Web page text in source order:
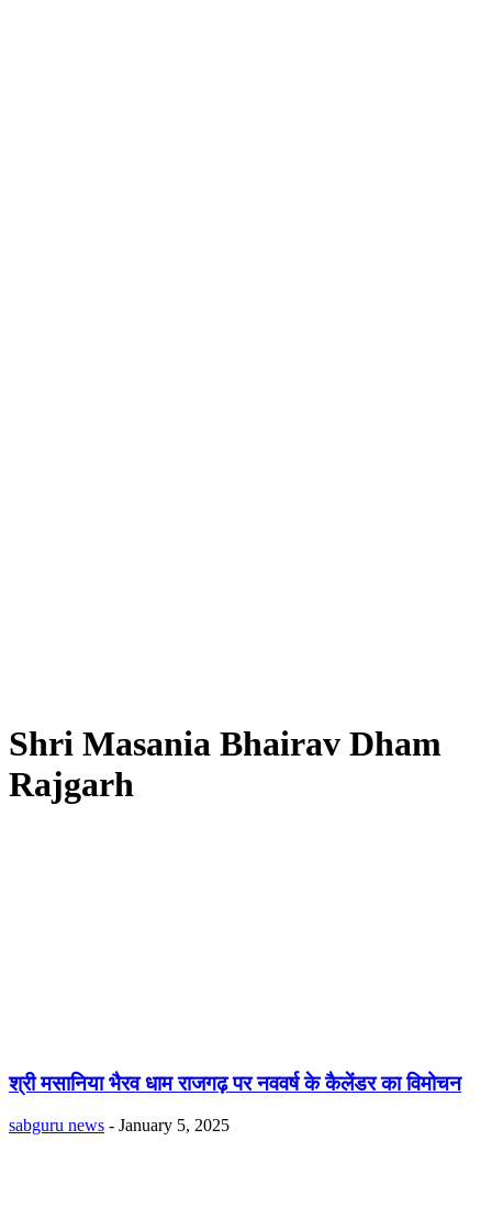
Shri Masania Bhairav Dham
Rajgarh
श्री मसानिया भैरव धाम राजगढ़ पर नववर्ष के कैलेंडर का विमोचन
sabguru news - January 5, 2025